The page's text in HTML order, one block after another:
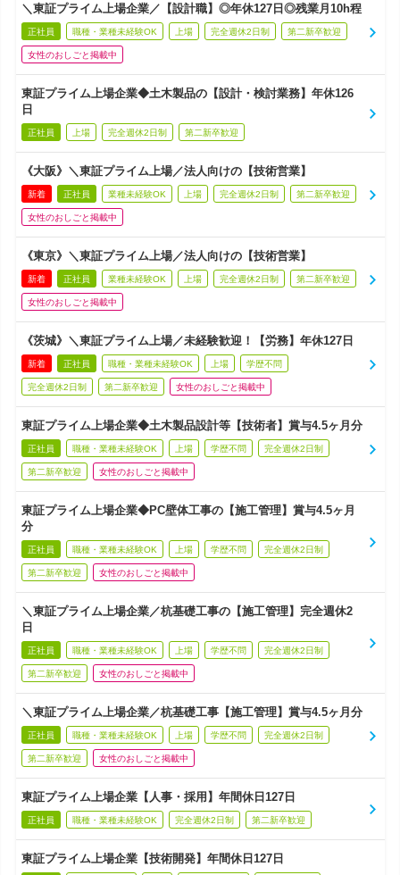
＼東証プライム上場企業／【設計職】◎年休127日◎残業月10h程
正社員 職種・業種未経験OK 上場 完全週休2日制 第二新卒歓迎
女性のおしごと掲載中
東証プライム上場企業◆土木製品の【設計・検討業務】年休126
日
正社員 上場 完全週休2日制 第二新卒歓迎
《大阪》＼東証プライム上場／法人向けの【技術営業】
新着 正社員 業種未経験OK 上場 完全週休2日制 第二新卒歓迎
女性のおしごと掲載中
《東京》＼東証プライム上場／法人向けの【技術営業】
新着 正社員 業種未経験OK 上場 完全週休2日制 第二新卒歓迎
女性のおしごと掲載中
《茨城》＼東証プライム上場／未経験歓迎！【労務】年休127日
新着 正社員 職種・業種未経験OK 上場 学歴不問
完全週休2日制 第二新卒歓迎 女性のおしごと掲載中
東証プライム上場企業◆土木製品設計等【技術者】賞与4.5ヶ月分
正社員 職種・業種未経験OK 上場 学歴不問 完全週休2日制
第二新卒歓迎 女性のおしごと掲載中
東証プライム上場企業◆PC壁体工事の【施工管理】賞与4.5ヶ月
分
正社員 職種・業種未経験OK 上場 学歴不問 完全週休2日制
第二新卒歓迎 女性のおしごと掲載中
＼東証プライム上場企業／杭基礎工事の【施工管理】完全週休2
日
正社員 職種・業種未経験OK 上場 学歴不問 完全週休2日制
第二新卒歓迎 女性のおしごと掲載中
＼東証プライム上場企業／杭基礎工事【施工管理】賞与4.5ヶ月分
正社員 職種・業種未経験OK 上場 学歴不問 完全週休2日制
第二新卒歓迎 女性のおしごと掲載中
東証プライム上場企業【人事・採用】年間休日127日
正社員 職種・業種未経験OK 完全週休2日制 第二新卒歓迎
東証プライム上場企業【技術開発】年間休日127日